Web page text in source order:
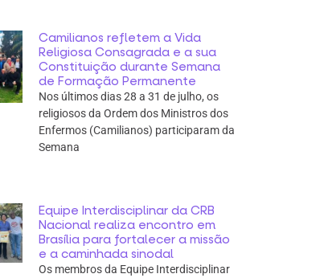
Camilianos refletem a Vida
Religiosa Consagrada e a sua
Constituição durante Semana
de Formação Permanente
Nos últimos dias 28 a 31 de julho, os
religiosos da Ordem dos Ministros dos
Enfermos (Camilianos) participaram da
Semana
Equipe Interdisciplinar da CRB
Nacional realiza encontro em
Brasília para fortalecer a missão
e a caminhada sinodal
Os membros da Equipe Interdisciplinar